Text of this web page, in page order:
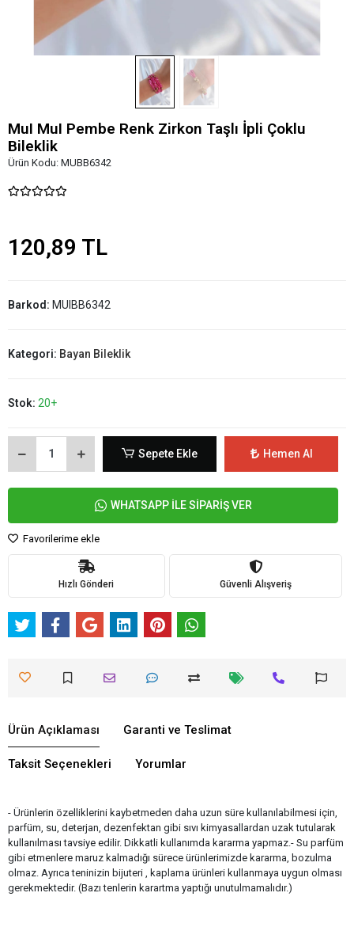
MuI MuI Pembe Renk Zirkon Taşlı İpli Çoklu
Bileklik
Ürün Kodu: MUBB6342
120,89 TL
Barkod: MUIBB6342
Kategori: Bayan Bileklik
Stok: 20+
Sepete Ekle Hemen Al
WHATSAPP İLE SİPARİŞ VER
Favorilerime ekle
Hızlı Gönderi Güvenli Alışveriş
Ürün Açıklaması Garanti ve Teslimat
Taksit Seçenekleri Yorumlar
- Ürünlerin özelliklerini kaybetmeden daha uzun süre kullanılabilmesi için,
parfüm, su, deterjan, dezenfektan gibi sıvı kimyasallardan uzak tutularak
kullanılması tavsiye edilir. Dikkatli kullanımda kararma yapmaz.- Su parfüm
gibi etmenlere maruz kalmadığı sürece ürünlerimizde kararma, bozulma
olmaz. Ayrıca teninizin bijuteri , kaplama ürünleri kullanmaya uygun olması
gerekmektedir. (Bazı tenlerin karartma yaptığı unutulmamalıdır.)